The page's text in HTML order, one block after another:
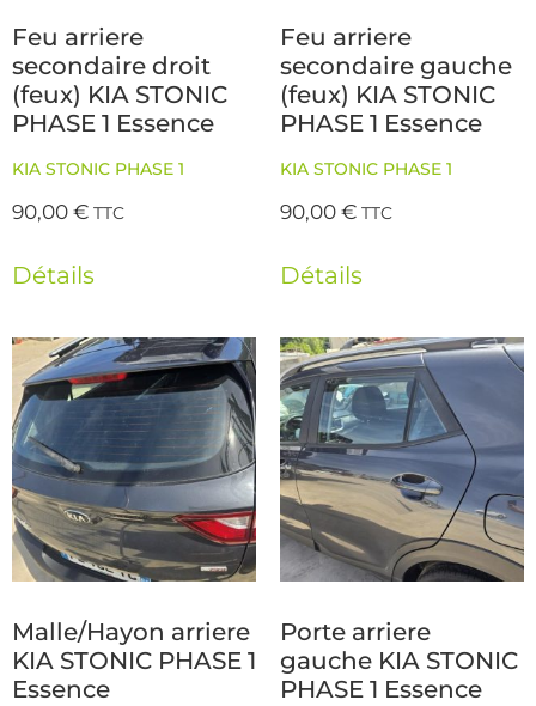
Feu arriere
secondaire droit
(feux) KIA STONIC
PHASE 1 Essence
KIA STONIC PHASE 1
90,00€ TTC
Détails
Feu arriere
secondaire gauche
(feux) KIA STONIC
PHASE 1 Essence
KIA STONIC PHASE 1
90,00€ TTC
Détails
Malle/Hayon arriere
KIA STONIC PHASE 1
Essence
Porte arriere
gauche KIA STONIC
PHASE 1 Essence